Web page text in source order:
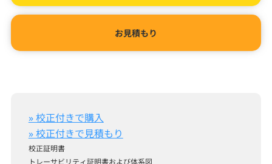
お見積もり
» 校正付きで購入
» 校正付きで見積もり
校正証明書
トレーサビリティ証明書および体系図